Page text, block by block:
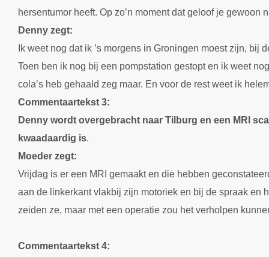
hersentumor heeft. Op zo’n moment dat geloof je gewoon
Denny zegt:
Ik weet nog dat ik ’s morgens in Groningen moest zijn, bij
Toen ben ik nog bij een pompstation gestopt en ik weet
cola’s heb gehaald zeg maar. En voor de rest weet ik
Commentaartekst 3:
Denny wordt overgebracht naar Tilburg en een MRI
kwaadaardig is.
Moeder zegt:
Vrijdag is er een MRI gemaakt en die hebben
aan de linkerkant vlakbij zijn motoriek en bij de spraak en
zeiden ze, maar met een operatie zou het verholpen
Commentaartekst 4: